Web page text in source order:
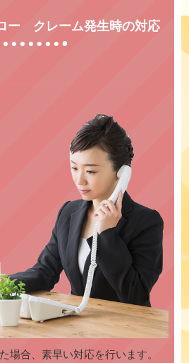
ー クレーム発生時の対応
場合、素早い対応を行います。